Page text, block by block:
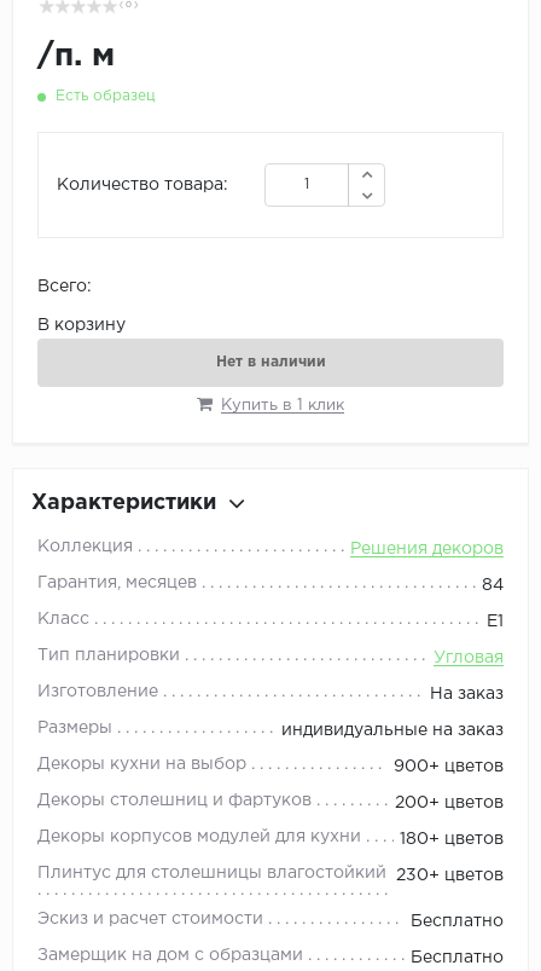
( 0 )
/п. м
Есть образец
Количество товара:
Всего:
В корзину
Нет в наличии
Купить в 1 клик
Характеристики
Коллекция Решения декоров
Гарантия, месяцев 84
Класс Е1
Тип планировки Угловая
Изготовление На заказ
Размеры индивидуальные на заказ
Декоры кухни на выбор 900+ цветов
Декоры столешниц и фартуков 200+ цветов
Декоры корпусов модулей для кухни 180+ цветов
Плинтус для столешницы влагостойкий 230+ цветов
Эскиз и расчет стоимости Бесплатно
Замерщик на дом с образцами Бесплатно